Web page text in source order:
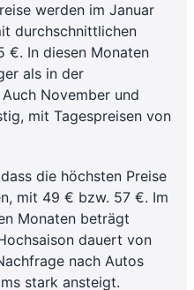
werden im Januar
durchschnittlichen
€. In diesen Monaten
als in der
November und
mit Tagespreisen von
die höchsten Preise
mit 49 € bzw. 57 €. Im
Monaten beträgt
dauert von
nach Autos
stark ansteigt.